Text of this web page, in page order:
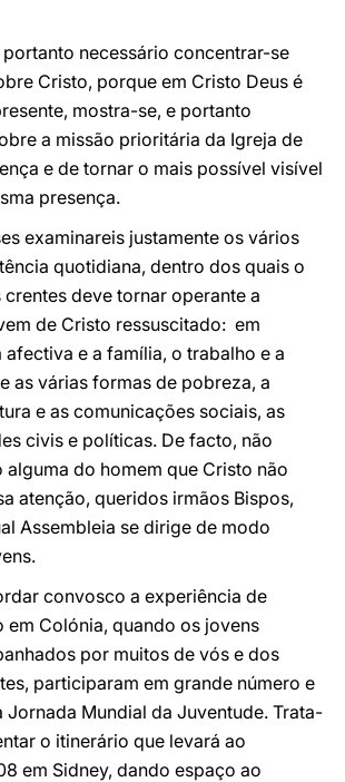
portanto necessário concentrar-se
Cristo, porque em Cristo Deus é
mostra-se, e portanto
a missão prioritária da Igreja de
e de tornar o mais possível visível
presença.
examinareis justamente os vários
quotidiana, dentro dos quais o
deve tornar operante a
de Cristo ressuscitado: em
e a família, o trabalho e a
as várias formas de pobreza, a
e as comunicações sociais, as
civis e políticas. De facto, não
alguma do homem que Cristo não
atenção, queridos irmãos Bispos,
Assembleia se dirige de modo
convosco a experiência de
em Colónia, quando os jovens
por muitos de vós e dos
participaram em grande número e
Jornada Mundial da Juventude. Trata-
o itinerário que levará ao
em Sidney, dando espaço ao